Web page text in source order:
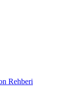
Rehberi